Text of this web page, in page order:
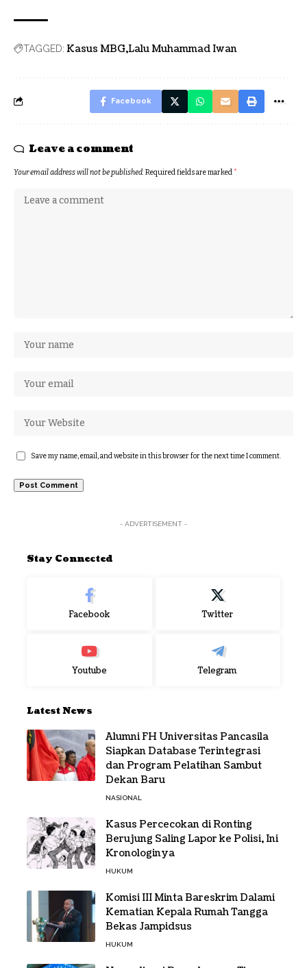
TAGGED: Kasus MBG Lalu Muhammad Iwan
Facebook
Leave a comment
Your email address will not be published.Required fields are marked*
Save my name, email, and website in this browser for the next time I comment.
- ADVERTISEMENT -
Stay Connected
Facebook Twitter
Youtube Telegram
Latest News
Alumni FH Universitas Pancasila
Siapkan Database Terintegrasi
dan Program Pelatihan Sambut
Dekan Baru
NASIONAL
Kasus Percecokan di Ronting
Berujung Saling Lapor ke Polisi, Ini
Kronologinya
HUKUM
Komisi III Minta Bareskrim Dalami
Kematian Kepala Rumah Tangga
Bekas Jampidsus
HUKUM